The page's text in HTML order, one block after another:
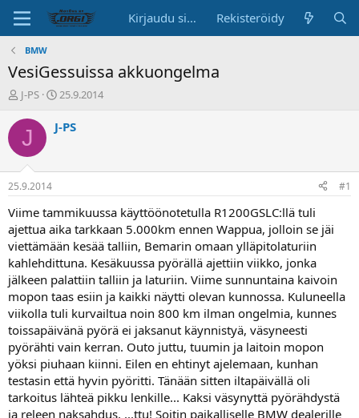
Kirjaudu sisään Rekisteröidy
BMW
VesiGessuissa akkuongelma
K
s
s
t
e
l
u
n
a
l
o
i
t
t
a
j
a
J-PS
A
o
p
ä
i
v
ä
25.9.2014
J J-PS
25.9.2014 #1
Viime tammikuussa käyttöönotetulla R1200GSLC:llä tuli
ajettua aika tarkkaan 5.000km ennen Wappua, jolloin se jäi
viettämään kesää talliin, Bemarin omaan ylläpitolaturiin
kahlehdittuna. Kesäkuussa pyörällä ajettiin viikko, jonka
jälkeen palattiin talliin ja laturiin. Viime sunnuntaina kaivoin
mopon taas esiin ja kaikki näytti olevan kunnossa. Kuluneella
viikolla tuli kurvailtua noin 800 km ilman ongelmia, kunnes
toissapäivänä pyörä ei jaksanut käynnistyä, väsyneesti
pyörähti vain kerran. Outo juttu, tuumin ja laitoin mopon
yöksi piuhaan kiinni. Eilen en ehtinyt ajelemaan, kunhan
testasin että hyvin pyöritti. Tänään sitten iltapäivällä oli
tarkoitus lähteä pikku lenkille... Kaksi väsynyttä pyörähdystä
ja releen naksahdus, ...ttu! Soitin paikalliselle BMW dealerille